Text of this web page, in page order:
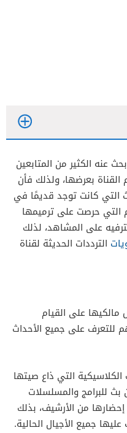
عنه الكثير من المتابعين
القناة بعرضها، ولذلك فأن
التي كانت توجد قديمًا في
التي حرصت على ترميمها
على المشاهد، لذلك
الترددات الحديثة لقناة
على القيام
للتعرف على جميع الأحداث
التي ذاع صيتها
للبرامج والمسلسلات
من الأرشيف، بذلك
جميع الأجيال الحالية.